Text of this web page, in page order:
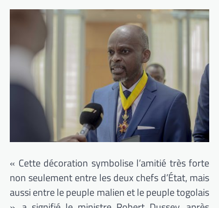
« Cette décoration symbolise l’amitié très forte
non seulement entre les deux chefs d’État, mais
aussi entre le peuple malien et le peuple togolais